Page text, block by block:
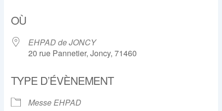
OÙ
EHPAD de JONCY
20 rue Pannetier, Joncy, 71460
TYPE D’ÉVÈNEMENT
Messe EHPAD